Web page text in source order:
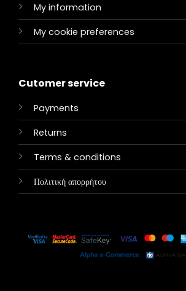
My information
My cookie preferences
Cutomer service
Payments
Returns
Terms & conditions
Πολιτική απορρήτου